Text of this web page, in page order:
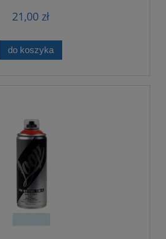
21,00 zł
do koszyka